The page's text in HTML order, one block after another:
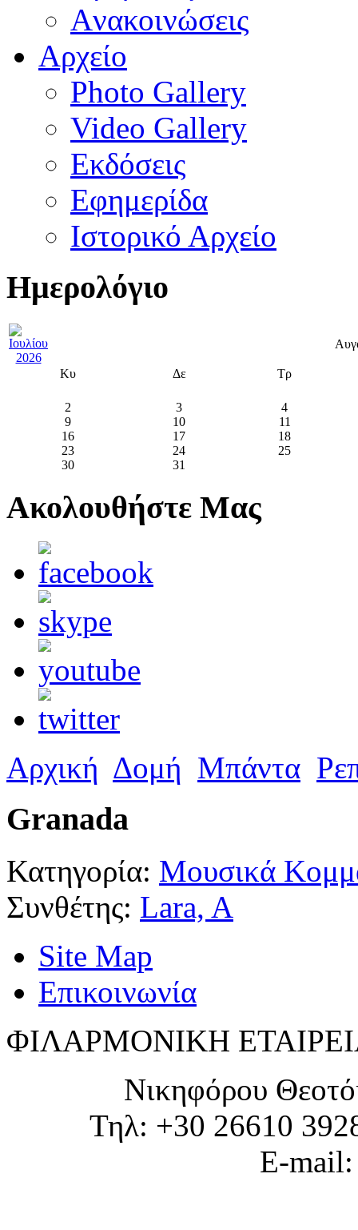
Aνακοινώσεις
Αρχείο
Photo Gallery
Video Gallery
Εκδόσεις
Εφημερίδα
Ιστορικό Αρχείο
Ημερολόγιο
Κυ Δε Τρ
2 3
4
9
10
11
16
17
18
23
24
25
30
31
Ακολουθήστε Μας
Αρχική Δομή Μπάντα
Granada
Κατηγορία: Μουσικά
Συνθέτης: Lara, A
Site Map
Επικοινωνία
ΦΙΛΑΡΜΟΝΙΚΗ
Νικηφόρου
Τηλ: +30 26610
E-